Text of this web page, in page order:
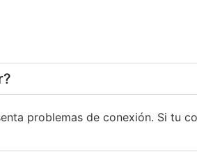
problemas de conexión. Si tu